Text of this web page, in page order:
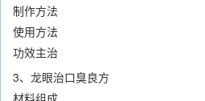
制作方法
使用方法
功效主治
3、龙眼治口臭良方
材料组成